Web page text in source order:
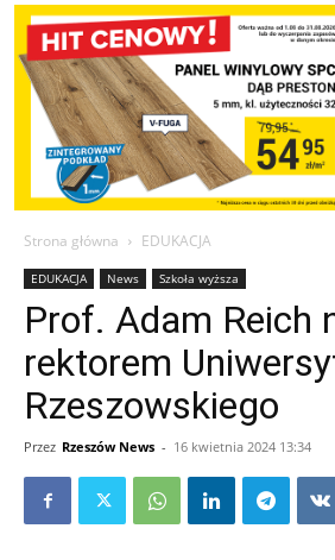
Strona główna EDUKACJA
EDUKACJA News Szkoła wyższa
Prof. Adam Reich
rektorem
Rzeszowskiego
Przez Rzeszów News - 16 kwietnia 2024 13:34